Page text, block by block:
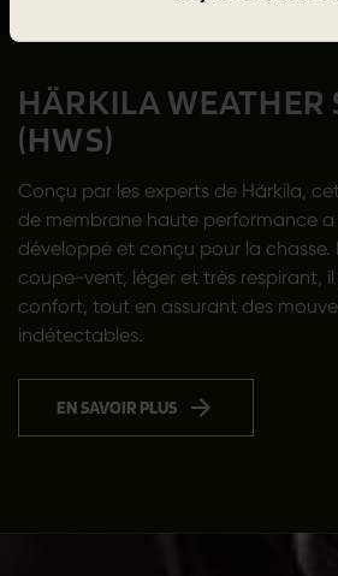
HÄRKILA WEATHER
(HWS)
Conçu par les experts de Härkila,
de membrane haute performance
développé et conçu pour la chasse.
coupe-vent, léger et très respirant,
confort, tout en assurant des
indétectables.
EN SAVOIR PLUS